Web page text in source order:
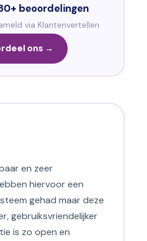
beoordelingen
via Klantenvertellen
ons →
en zeer
hiervoor een
gehad maar deze
gebruiksvriendelijker
is zo open en